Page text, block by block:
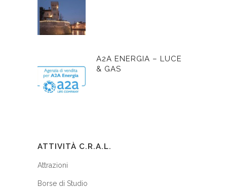
A2A ENERGIA – LUCE
& GAS
ATTIVITÀ C.R.A.L.
Attrazioni
Borse di Studio